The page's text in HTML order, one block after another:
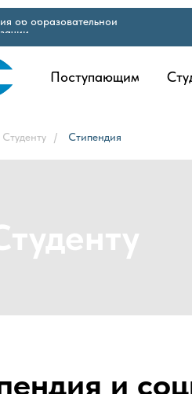
Поступающим
об образовательной
Студенту / Стипендия
и